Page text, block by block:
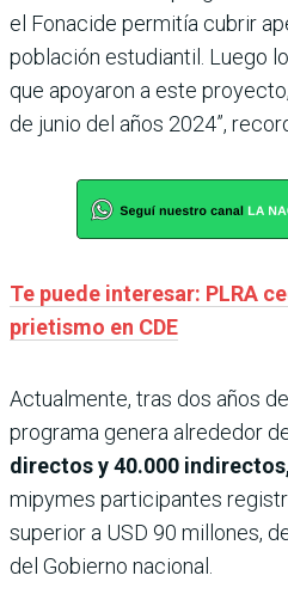
el Fonacide permitía cubrir
población estudiantil. Luego
que apoyaron a este
de junio del años 2024”,
Te puede interesar: PLRA
prietismo en CDE
Actualmente, tras dos años
programa genera alrededor
directos y 40.000
mipymes participantes
superior a USD 90 millones,
del Gobierno nacional.